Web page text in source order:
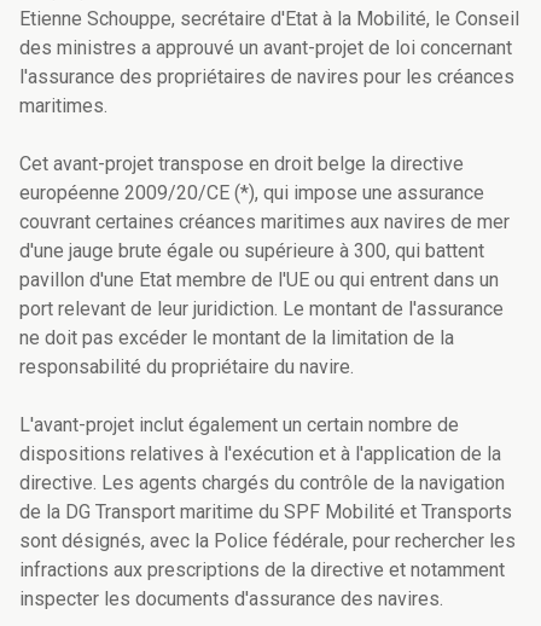
Etienne Schouppe, secrétaire d'Etat à la Mobilité, le Conseil
des ministres a approuvé un avant-projet de loi concernant
l'assurance des propriétaires de navires pour les créances
maritimes.
Cet avant-projet transpose en droit belge la directive
européenne 2009/20/CE (*), qui impose une assurance
couvrant certaines créances maritimes aux navires de mer
d'une jauge brute égale ou supérieure à 300, qui battent
pavillon d'une Etat membre de l'UE ou qui entrent dans un
port relevant de leur juridiction. Le montant de l'assurance
ne doit pas excéder le montant de la limitation de la
responsabilité du propriétaire du navire.
L'avant-projet inclut également un certain nombre de
dispositions relatives à l'exécution et à l'application de la
directive. Les agents chargés du contrôle de la navigation
de la DG Transport maritime du SPF Mobilité et Transports
sont désignés, avec la Police fédérale, pour rechercher les
infractions aux prescriptions de la directive et notamment
inspecter les documents d'assurance des navires.